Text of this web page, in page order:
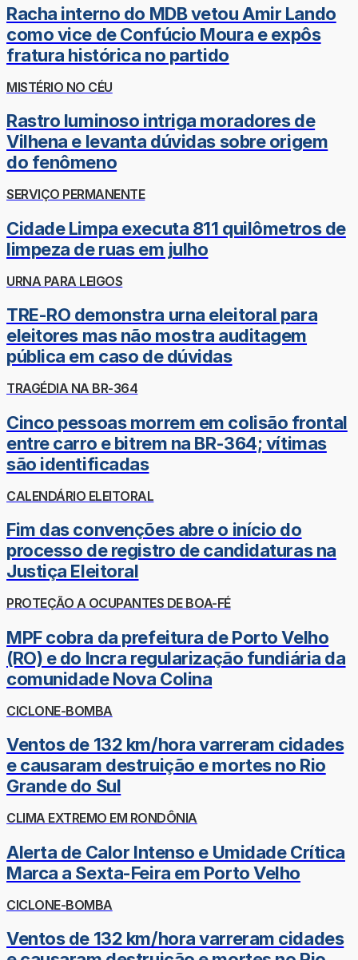
Racha interno do MDB vetou Amir Lando
como vice de Confúcio Moura e expôs
fratura histórica no partido
MISTÉRIO NO CÉU
Rastro luminoso intriga moradores de
Vilhena e levanta dúvidas sobre origem
do fenômeno
SERVIÇO PERMANENTE
Cidade Limpa executa 811 quilômetros de
limpeza de ruas em julho
URNA PARA LEIGOS
TRE-RO demonstra urna eleitoral para
eleitores mas não mostra auditagem
pública em caso de dúvidas
TRAGÉDIA NA BR-364
Cinco pessoas morrem em colisão frontal
entre carro e bitrem na BR-364; vítimas
são identificadas
CALENDÁRIO ELEITORAL
Fim das convenções abre o início do
processo de registro de candidaturas na
Justiça Eleitoral
PROTEÇÃO A OCUPANTES DE BOA-FÉ
MPF cobra da prefeitura de Porto Velho
(RO) e do Incra regularização fundiária da
comunidade Nova Colina
CICLONE-BOMBA
Ventos de 132 km/hora varreram cidades
e causaram destruição e mortes no Rio
Grande do Sul
CLIMA EXTREMO EM RONDÔNIA
Alerta de Calor Intenso e Umidade Crítica
Marca a Sexta-Feira em Porto Velho
CICLONE-BOMBA
Ventos de 132 km/hora varreram cidades